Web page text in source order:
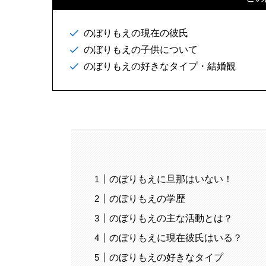
のぼりもえの現在の彼氏
のぼりもえの子供について
のぼりもえの好きなタイプ・結婚観
のぼりもえに旦那はいない！
のぼりもえの学歴
のぼりもえの主な活動とは？
のぼりもえに現在彼氏はいる？
のぼりもえの好きなタイプ